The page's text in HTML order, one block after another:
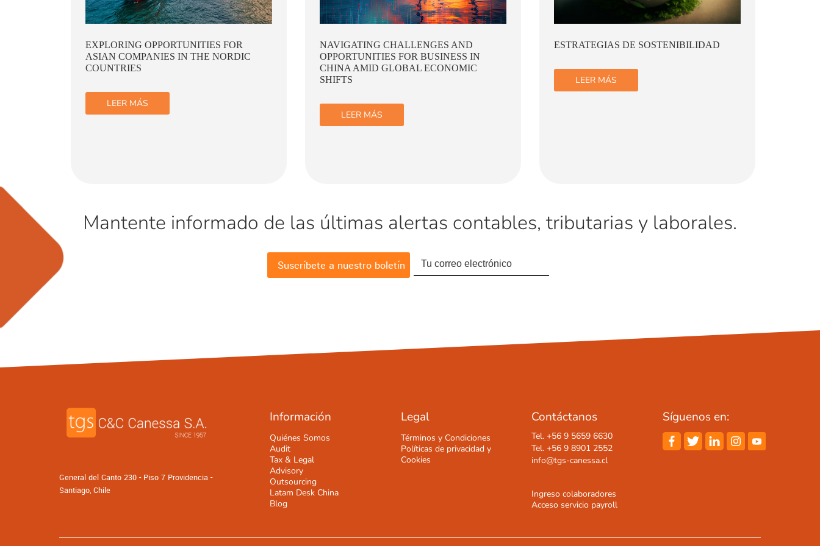
NAVIGATING CHALLENGES AND
OPPORTUNITIES FOR BUSINESS IN
CHINA AMID GLOBAL ECONOMIC
LEER MÁS
ESTRATEGIAS DE SOSTENIBILIDAD
LEER MÁS
FINANZAS SOSTENIBLES
LEER MÁS
Mantente informado de las últimas alertas contables, tributarias y laborales.
General del Canto 230 - Piso 7 Providencia -
Santiago, Chile
Información
Quiénes Somos
Audit
Tax & Legal
Advisory
Outsourcing
Latam Desk China
Blog
Legal
Términos y Condiciones
Políticas de privacidad y
Cookies
Contáctanos
Tel. +56 9 5659 6630
Tel. +56 9 8901 2552
info@tgs-canessa.cl
Ingreso colaboradores
Acceso servicio payroll
Síguenos en: